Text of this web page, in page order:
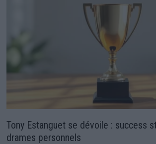
Tony Estanguet se dévoile : success
drames personnels